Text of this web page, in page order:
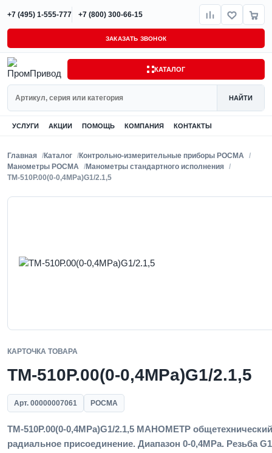
+7 (495) 1-555-777 +7 (800) 300-66-15
ЗАКАЗАТЬ ЗВОНОК
КАТАЛОГ
НАЙТИ
УСЛУГИ АКЦИИ ПОМОЩЬ КОМПАНИЯ КОНТАКТЫ
Главная Каталог
Контрольно-измерительные приборы РОСМА
Манометры РОСМА
Манометры стандартного исполнения
ТМ-510Р.00(0-0,4MPa)G1/2.1,5
КАРТОЧКА ТОВАРА
ТМ-510Р.00(0-0,4MPa)G1/2.1,5
Арт. 00000007061 РОСМА
ТМ-510Р.00(0-0,4MPa)G1/2.1,5 МАНОМЕТР
радиальное присоединение. Диапазон 0-0,4MPa. Резьба